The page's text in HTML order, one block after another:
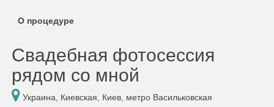
О процедуре
Свадебная фотосессия
рядом со мной
Украина, Киевская, Киев, метро Васильковская